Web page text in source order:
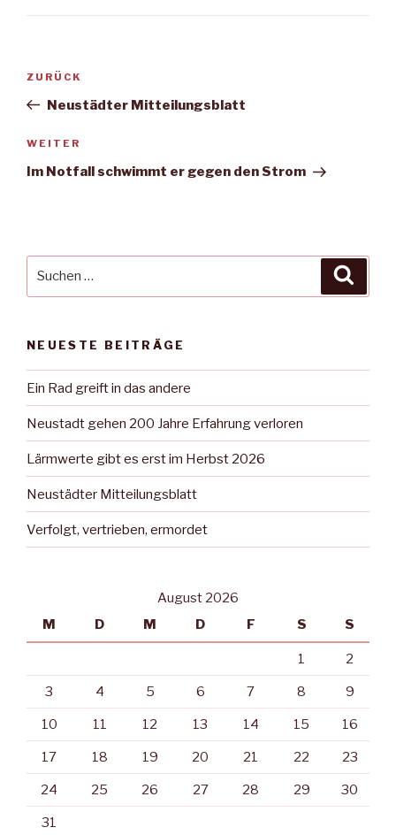
Beitragsnavigation
Vorheriger
Beitrag
ZURÜCK
Neustädter Mitteilungsblatt
Nächster
Beitrag
WEITER
Im Notfall schwimmt er gegen den Strom
NEUESTE BEITRÄGE
Ein Rad greift in das andere
Neustadt gehen 200 Jahre Erfahrung verloren
Lärmwerte gibt es erst im Herbst 2026
Neustädter Mitteilungsblatt
Verfolgt, vertrieben, ermordet
August 2026
M
D M D F S S
1 2
3 4 5 6 7 8 9
10 11 12 13 14 15 16
17 18 19 20 21 22 23
24 25 26 27 28 29 30
31